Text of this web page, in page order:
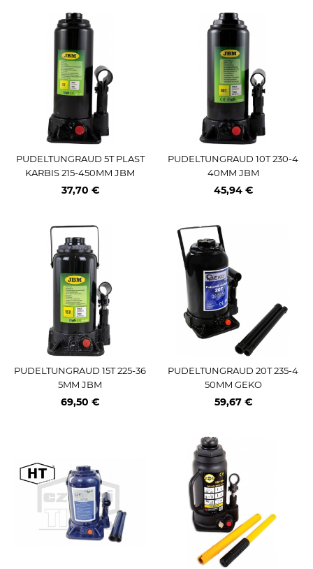
PUDELTUNGRAUD 5T PLAST
KARBIS 215-450MM JBM
37,70 €
PUDELTUNGRAUD 10T 230-4
40MM JBM
45,94 €
PUDELTUNGRAUD 15T 225-36
5MM JBM
69,50 €
PUDELTUNGRAUD 20T 235-4
50MM GEKO
59,67 €